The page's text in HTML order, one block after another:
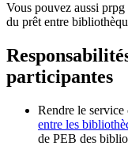
Vous pouvez aussi prpg
du prêt entre
participantes
Rendre le service
entre les
de PEB des